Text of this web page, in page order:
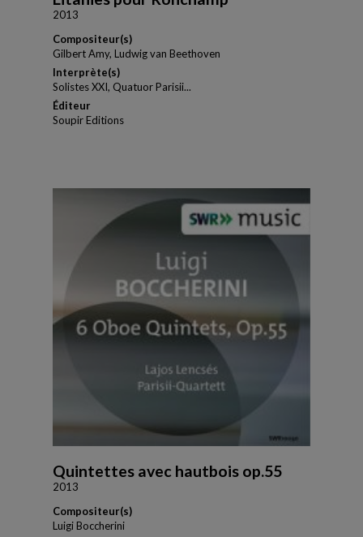
2013
Compositeur(s)
Gilbert Amy, Ludwig van Beethoven
Interprète(s)
Solistes XXI, Quatuor Parisii...
Éditeur
Soupir Editions
Quintettes avec hautbois op.55
2013
Compositeur(s)
Luigi Boccherini